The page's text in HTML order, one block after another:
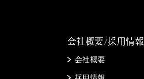
会社概要/採用情報
会社概要